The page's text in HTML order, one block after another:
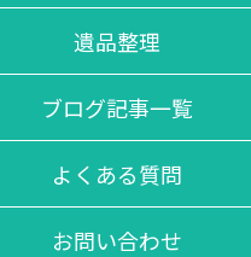
遺品整理
ブログ記事一覧
よくある質問
お問い合わせ